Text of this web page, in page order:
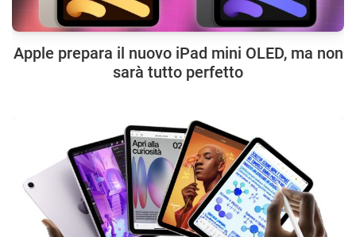
Apple prepara il nuovo iPad mini OLED, ma non
sarà tutto perfetto